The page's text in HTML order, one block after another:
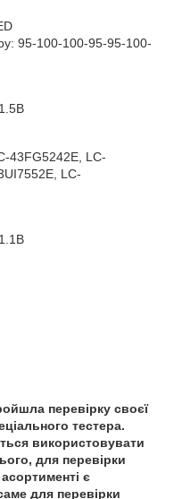
95-100-100-95-95-100-
43FG5242E, LC-
LC-
перевірку своєї
тестера.
використовувати
для перевірки
є
для перевірки